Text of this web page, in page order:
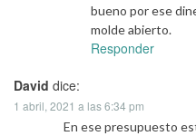
bueno por ese
molde abierto.
Responder
David dice:
1 abril, 2021 a las 6:34 pm
En ese presupuesto